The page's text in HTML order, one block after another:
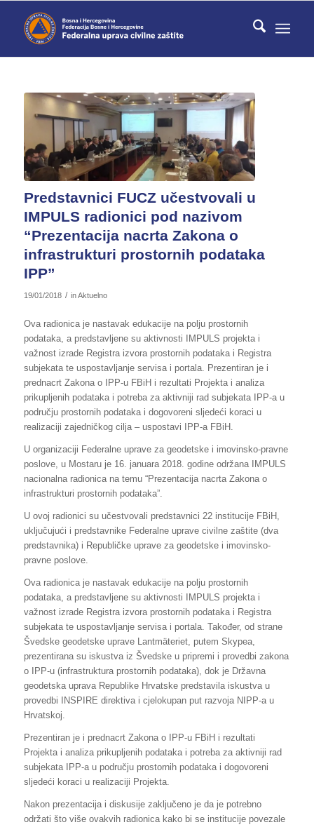
Predstavnici FUCZ učestvovali u
IMPULS radionici pod nazivom
“Prezentacija nacrta Zakona o
infrastrukturi prostornih podataka
IPP”
19/01/2018 / inAktuelno
Ova radionica je nastavak edukacije na polju prostornih
podataka, a predstavljene su aktivnosti IMPULS projekta i
važnost izrade Registra izvora prostornih podataka i Registra
subjekata te uspostavljanje servisa i portala. Prezentiran je i
prednacrt Zakona o IPP-u FBiH i rezultati Projekta i analiza
prikupljenih podataka i potreba za aktivniji rad subjekata IPP-a u
području prostornih podataka i dogovoreni sljedeći koraci u
realizaciji zajedničkog cilja – uspostavi IPP-a FBiH.
U organizaciji Federalne uprave za geodetske i imovinsko-pravne
poslove, u Mostaru je 16. januara 2018. godine održana IMPULS
nacionalna radionica na temu “Prezentacija nacrta Zakona o
infrastrukturi prostornih podataka”.
U ovoj radionici su učestvovali predstavnici 22 institucije FBiH,
uključujući i predstavnike Federalne uprave civilne zaštite (dva
predstavnika) i Republičke uprave za geodetske i imovinsko-
pravne poslove.
Ova radionica je nastavak edukacije na polju prostornih
podataka, a predstavljene su aktivnosti IMPULS projekta i
važnost izrade Registra izvora prostornih podataka i Registra
subjekata te uspostavljanje servisa i portala. Također, od strane
Švedske geodetske uprave Lantmäteriet, putem Skypea,
prezentirana su iskustva iz Švedske u pripremi i provedbi zakona
o IPP-u (infrastruktura prostornih podataka), dok je Državna
geodetska uprava Republike Hrvatske predstavila iskustva u
provedbi INSPIRE direktiva i cjelokupan put razvoja NIPP-a u
Hrvatskoj.
Prezentiran je i prednacrt Zakona o IPP-u FBiH i rezultati
Projekta i analiza prikupljenih podataka i potreba za aktivniji rad
subjekata IPP-a u području prostornih podataka i dogovoreni
sljedeći koraci u realizaciji Projekta.
Nakon prezentacija i diskusije zaključeno je da je potrebno
održati što više ovakvih radionica kako bi se institucije povezale